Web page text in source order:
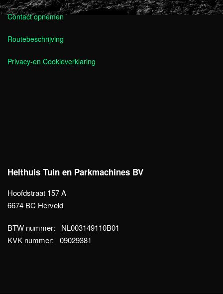
Contact opnemen
Routebeschrijving
Privacy-en Cookieverklaring
Helthuis Tuin en Parkmachines BV
Hoofdstraat 157 A
6674 BC Herveld
BTW nummer: NL003149110B01
KVK nummer: 09029381